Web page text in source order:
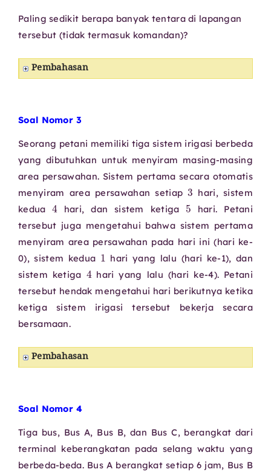
Paling sedikit berapa banyak tentara di lapangan
tersebut (tidak termasuk komandan)?
Pembahasan
Soal Nomor 3
Seorang petani memiliki tiga sistem irigasi berbeda
yang dibutuhkan untuk menyiram masing-masing
area persawahan. Sistem pertama secara otomatis
menyiram area persawahan setiap
3
hari, sistem
kedua
4
hari, dan sistem ketiga
5
hari. Petani
tersebut juga mengetahui bahwa sistem pertama
menyiram area persawahan pada hari ini (hari ke-
0), sistem kedua
1
hari yang lalu (hari ke-1), dan
sistem ketiga
4
hari yang lalu (hari ke-4). Petani
tersebut hendak mengetahui hari berikutnya ketika
ketiga sistem irigasi tersebut bekerja secara
bersamaan.
Pembahasan
Soal Nomor 4
Tiga bus, Bus A, Bus B, dan Bus C, berangkat dari
terminal keberangkatan pada selang waktu yang
berbeda-beda. Bus A berangkat setiap 6 jam, Bus B